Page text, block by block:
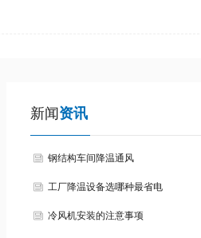
新闻 资讯
钢结构车间降温通风
工厂降温设备选哪种最省电
冷风机安装的注意事项